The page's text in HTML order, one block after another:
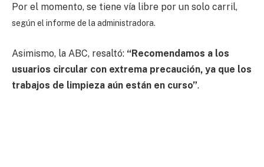
Por el momento, se tiene vía libre por un solo carril,
según el informe de la administradora.
Asimismo, la ABC, resaltó: “Recomendamos a los
usuarios circular con extrema precaución, ya que los
trabajos de limpieza aún están en curso”.